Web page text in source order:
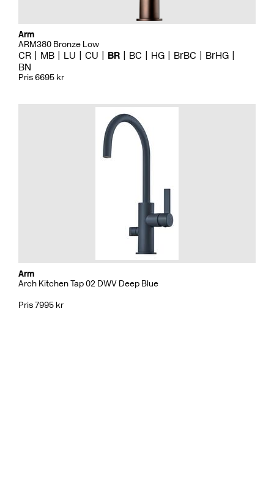
Arm
ARM380 Bronze Low
CR MB LU CU BR BC HG BrBC
BrHG
BN
Pris 6695 kr
Arm
Arch Kitchen Tap 02 DWV Deep Blue
Pris 7995 kr